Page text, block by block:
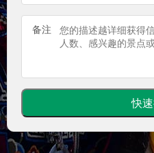
备注